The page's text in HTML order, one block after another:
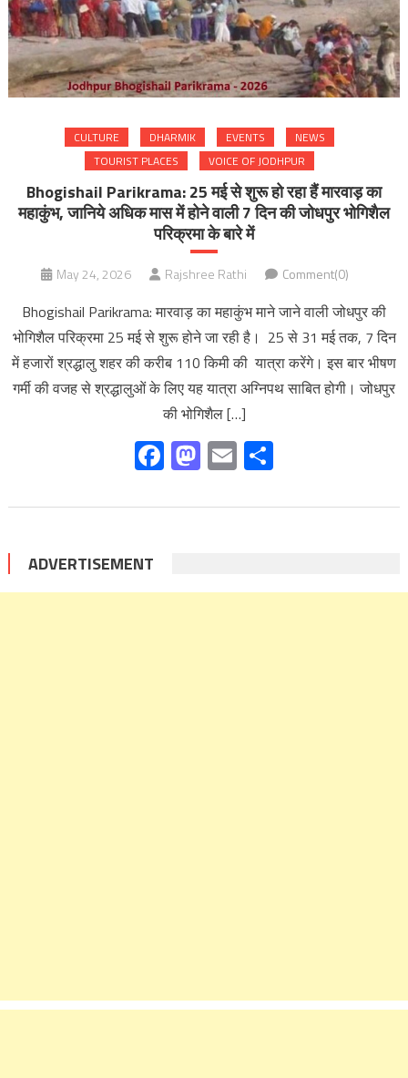
CULTURE DHARMIK EVENTS
NEWS
TOURIST PLACES
VOICE OF JODHPUR
Bhogishail Parikrama: 25 मई से शुरू हो रहा हैं मारवाड़ का
महाकुंभ, जानिये अधिक मास में होने वाली 7 दिन की जोधपुर भोगिशैल
परिक्रमा के बारे में
May 24, 2026 Rajshree Rathi Comment(0)
Bhogishail Parikrama: मारवाड़ का महाकुंभ माने जाने वाली जोधपुर की
भोगिशैल परिक्रमा 25 मई से शुरू होने जा रही है। 25 से 31 मई तक, 7 दिन
में हजारों श्रद्धालु शहर की करीब 110 किमी की यात्रा करेंगे। इस बार भीषण
गर्मी की वजह से श्रद्धालुओं के लिए यह यात्रा अग्निपथ साबित होगी। जोधपुर
की भोगिशैल […]
Facebook
Mastodon
Email
ADVERTISEMENT